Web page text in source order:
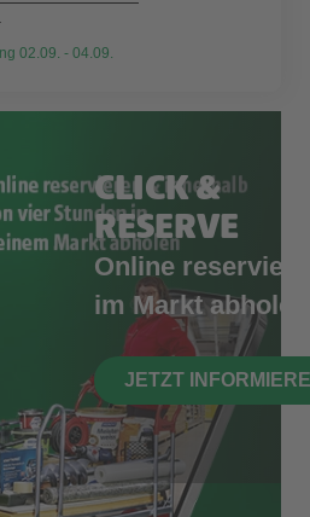
02.09. - 04.09.
CLICK &
RESERVE
Online
im Markt abholen
JETZT